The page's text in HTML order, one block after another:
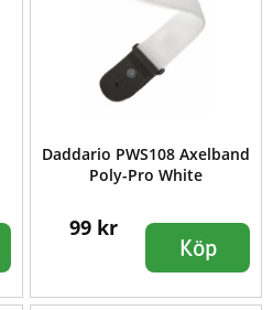
Daddario PWS108 Axelband
Poly-Pro White
99 kr
Köp